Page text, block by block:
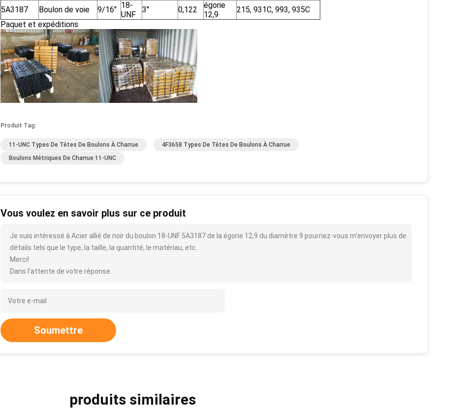
5A3187
Boulon de voie 9/16" 18-
UNF
3" 0,122
égorie
12,9
215, 931C, 993, 935C
Paquet et expéditions
Produit Tag:
11-UNC Types De Têtes De Boulons À Charrue
4F3658 Types De Têtes De Boulons À Charrue
Boulons Métriques De Charrue 11-UNC
Vous voulez en savoir plus sur ce produit
Je suis intéressé à Acier allié de noir du boulon 18-UNF 5A3187 de la égorie 12,9 du diamètre 9 pourriez-vous m'envoyer plus de
détails tels que le type, la taille, la quantité, le matériau, etc.
Merci!
Dans l'attente de votre réponse.
Soumettre
produits similaires